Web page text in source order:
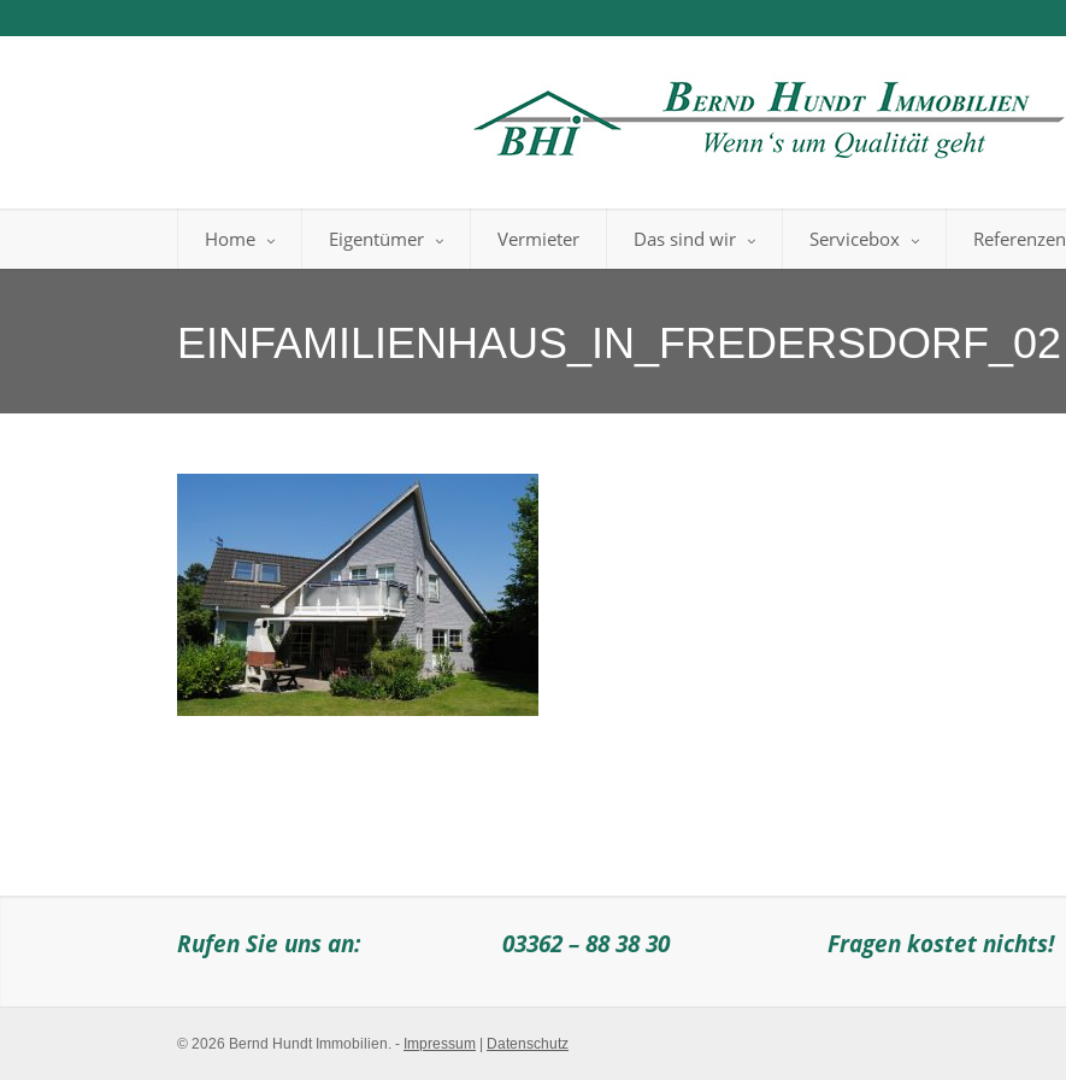
Home Eigentümer Vermieter Das sind wir Servicebox Referenzen
EINFAMILIENHAUS_IN_FREDERSDORF_02
Rufen Sie uns an: 03362 – 88 38 30 Fragen kostet nichts!
© 2026 Bernd Hundt Immobilien. - Impressum Datenschutz